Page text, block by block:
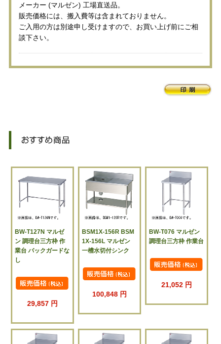
メーカー (マルゼン) 工場直送品。
販売価格には、搬入費等は含まれておりません。
ご入用の方は別途申し受けますので、お買い上げ前にご相
談下さい。
BW-T127N マルゼ
ン 調理台三方枠 作
業台 バックガードな
し
29,857 円
BSM1X-156R BSM
1X-156L マルゼン
一槽水切付シンク
100,848 円
BW-T076 マルゼン
調理台三方枠 作業台
21,052 円